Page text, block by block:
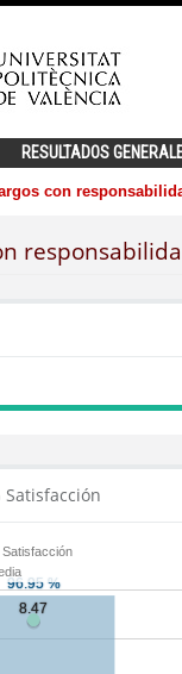
RESULTADOS
con
Satisfacción
Satisfacción